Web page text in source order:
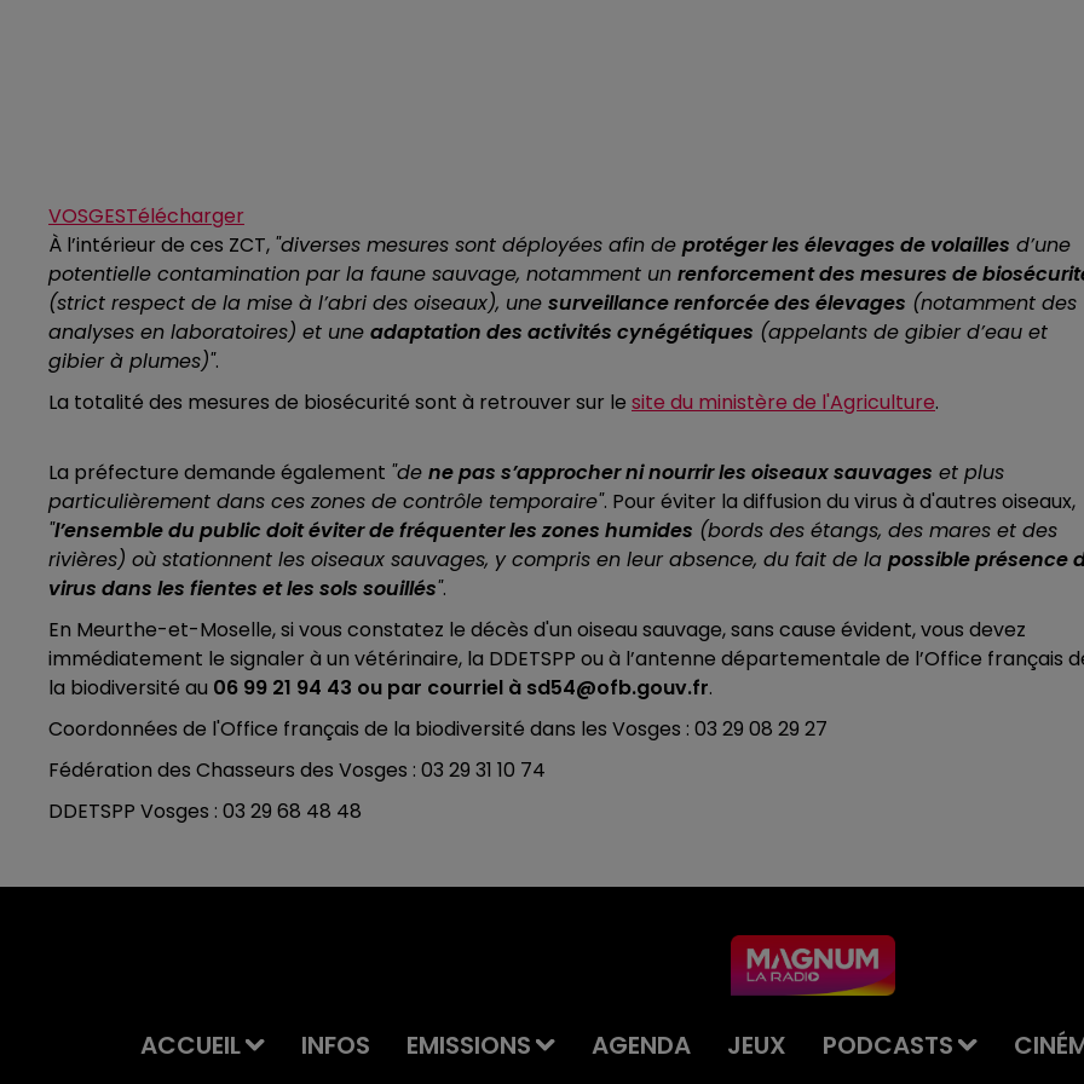
VOSGESTélécharger
À l’intérieur de ces ZCT, "diverses mesures sont déployées afin de protéger les élevages de volailles d’une
potentielle contamination par la faune sauvage, notamment un renforcement des mesures de
(strict respect de la mise à l’abri des oiseaux), une surveillance renforcée des élevages (notamment des
analyses en laboratoires) et une adaptation des activités cynégétiques (appelants de gibier d’eau et
gibier à plumes)".
La totalité des mesures de biosécurité sont à retrouver sur le site du ministère de l'Agriculture.
La préfecture demande également "de ne pas s’approcher ni nourrir les oiseaux sauvages et plus
particulièrement dans ces zones de contrôle temporaire". Pour éviter la diffusion du virus à d'autres oiseaux,
"l’ensemble du public doit éviter de fréquenter les zones humides (bords des étangs, des mares et des
rivières) où stationnent les oiseaux sauvages, y compris en leur absence, du fait de la possible présence
virus dans les fientes et les sols souillés".
En Meurthe-et-Moselle, si vous constatez le décès d'un oiseau sauvage, sans cause évident, vous devez
immédiatement le signaler à un vétérinaire, la DDETSPP ou à l’antenne départementale de l’Office français
la biodiversité au 06 99 21 94 43 ou par courriel à sd54@ofb.gouv.fr.
Coordonnées de l'Office français de la biodiversité dans les Vosges : 03 29 08 29 27
Fédération des Chasseurs des Vosges : 03 29 31 10 74
DDETSPP Vosges : 03 29 68 48 48
ACCUEIL INFOS EMISSIONS AGENDA JEUX PODCASTS